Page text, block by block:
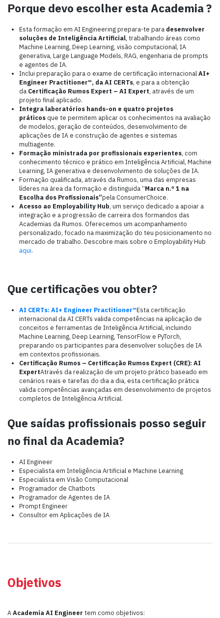
Porque devo escolher esta Academia ?
Esta formação em AI Engineering prepara-te para desenvolver
soluções de Inteligência Artificial, trabalhando áreas como
Machine Learning, Deep Learning, visão computacional, IA
generativa, Large Language Models, RAG, engenharia de prompts
e agentes de IA.
Inclui preparação para o exame de certificação internacionalAI+
Engineer Practitioner™, da AI CERTs, e para a obtenção
da Certificação Rumos Expert – AI Expert, através de um
projeto final aplicado.
Integra laboratórios hands-on e quatro projetos
práticos que te permitem aplicar os conhecimentos na avaliação
de modelos, geração de conteúdos, desenvolvimento de
aplicações de IA e construção de agentes e sistemas
multiagente.
Formação ministrada por profissionais experientes, com
conhecimento técnico e prático em Inteligência Artificial, Machine
Learning, IA generativa e desenvolvimento de soluções de IA.
Formação qualificada, através da Rumos, uma das empresas
líderes na área da formação e distinguida “Marca n.º 1 na
Escolha dos Profissionais”pela ConsumerChoice.
Acesso ao Employability Hub, um serviço dedicado a apoiar a
integração e a progressão de carreira dos formandos das
Academias da Rumos. Oferecemos um acompanhamento
personalizado, focado na maximização do teu posicionamento no
mercado de trabalho. Descobre mais sobre o Employability Hub
aqui.
Que certificações vou obter?
AI CERTs: AI+ Engineer Practitioner™Esta certificação
internacional da AI CERTs valida competências na aplicação de
conceitos e ferramentas de Inteligência Artificial, incluindo
Machine Learning, Deep Learning, TensorFlow e PyTorch,
preparando os participantes para desenvolver soluções de IA
em contextos profissionais.
Certificação Rumos – Certificação Rumos Expert (CRE): AI
ExpertAtravés da realização de um projeto prático baseado em
cenários reais e tarefas do dia a dia, esta certificação prática
valida competências avançadas em desenvolvimento de projetos
completos de Inteligência Artificial.
Que saídas profissionais posso seguir
no final da Academia?
AI Engineer
Especialista em Inteligência Artificial e Machine Learning
Especialista em Visão Computacional
Programador de Chatbots
Programador de Agentes de IA
Prompt Engineer
Consultor em Aplicações de IA
Objetivos
AAcademia AI Engineer tem como objetivos: